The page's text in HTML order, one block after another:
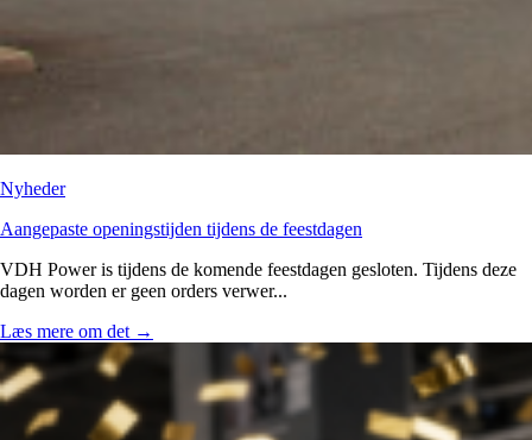
Nyheder
Aangepaste openingstijden tijdens de feestdagen
VDH Power is tijdens de komende feestdagen gesloten. Tijdens deze
dagen worden er geen orders verwer...
Læs mere om det →